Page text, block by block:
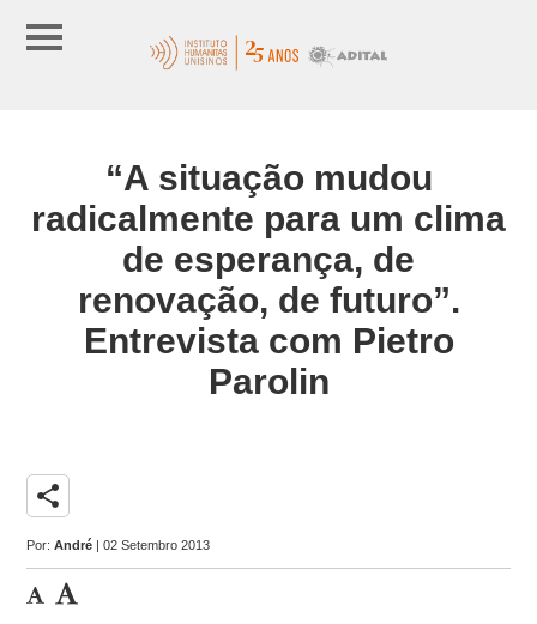
“A situação mudou
radicalmente para um clima
de esperança, de
renovação, de futuro”.
Entrevista com Pietro
Parolin
share
Por:André | 02 Setembro 2013